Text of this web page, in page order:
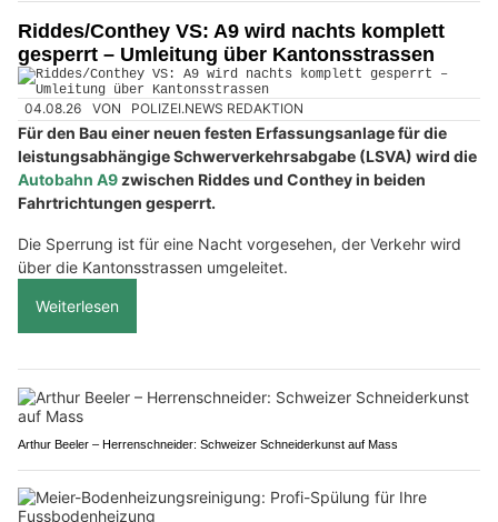
Riddes/Conthey VS: A9 wird nachts komplett
gesperrt – Umleitung über Kantonsstrassen
04.08.26 VON POLIZEI.NEWS REDAKTION
Für den Bau einer neuen festen Erfassungsanlage für die
leistungsabhängige Schwerverkehrsabgabe (LSVA) wird die
Autobahn A9 zwischen Riddes und Conthey in beiden
Fahrtrichtungen gesperrt.
Die Sperrung ist für eine Nacht vorgesehen, der Verkehr wird
über die Kantonsstrassen umgeleitet.
Weiterlesen
Arthur Beeler – Herrenschneider: Schweizer Schneiderkunst auf Mass